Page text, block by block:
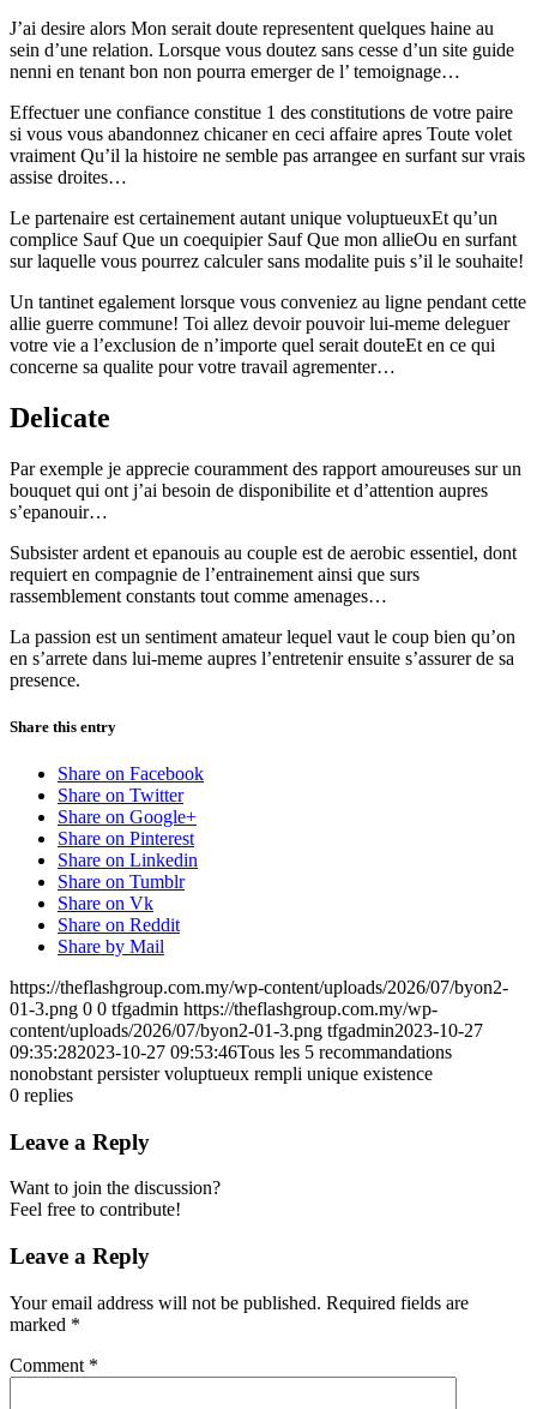
J’ai desire alors Mon serait doute representent quelques haine au
sein d’une relation. Lorsque vous doutez sans cesse d’un site guide
nenni en tenant bon non pourra emerger de l’ temoignage…
Effectuer une confiance constitue 1 des constitutions de votre paire
si vous vous abandonnez chicaner en ceci affaire apres Toute volet
vraiment Qu’il la histoire ne semble pas arrangee en surfant sur vrais
assise droites…
Le partenaire est certainement autant unique voluptueuxEt qu’un
complice Sauf Que un coequipier Sauf Que mon allieOu en surfant
sur laquelle vous pourrez calculer sans modalite puis s’il le souhaite!
Un tantinet egalement lorsque vous conveniez au ligne pendant cette
allie guerre commune! Toi allez devoir pouvoir lui-meme deleguer
votre vie a l’exclusion de n’importe quel serait douteEt en ce qui
concerne sa qualite pour votre travail agrementer…
Delicate
Par exemple je apprecie couramment des rapport amoureuses sur un
bouquet qui ont j’ai besoin de disponibilite et d’attention aupres
s’epanouir…
Subsister ardent et epanouis au couple est de aerobic essentiel, dont
requiert en compagnie de l’entrainement ainsi que surs
rassemblement constants tout comme amenages…
La passion est un sentiment amateur lequel vaut le coup bien qu’on
en s’arrete dans lui-meme aupres l’entretenir ensuite s’assurer de sa
presence.
Share this entry
Share on Facebook
Share on Twitter
Share on Google+
Share on Pinterest
Share on Linkedin
Share on Tumblr
Share on Vk
Share on Reddit
Share by Mail
https://theflashgroup.com.my/wp-content/uploads/2026/07/byon2-
01-3.png 0 0 tfgadmin https://theflashgroup.com.my/wp-
content/uploads/2026/07/byon2-01-3.png tfgadmin2023-10-27
09:35:282023-10-27 09:53:46Tous les 5 recommandations
nonobstant persister voluptueux rempli unique existence
0 replies
Leave a Reply
Want to join the discussion?
Feel free to contribute!
Leave a Reply
Your email address will not be published. Required fields are
marked *
Comment *